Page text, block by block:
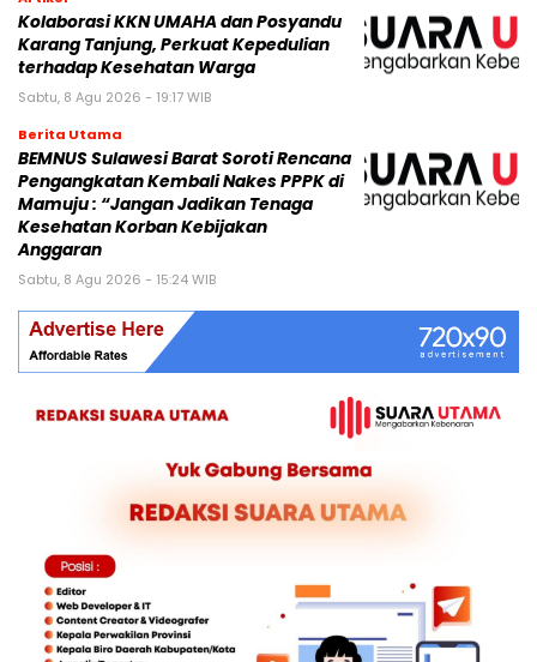
Kolaborasi KKN UMAHA dan Posyandu
Karang Tanjung, Perkuat Kepedulian
terhadap Kesehatan Warga
Sabtu, 8 Agu 2026 - 19:17 WIB
Berita Utama
BEMNUS Sulawesi Barat Soroti Rencana
Pengangkatan Kembali Nakes PPPK di
Mamuju : “Jangan Jadikan Tenaga
Kesehatan Korban Kebijakan
Anggaran
Sabtu, 8 Agu 2026 - 15:24 WIB